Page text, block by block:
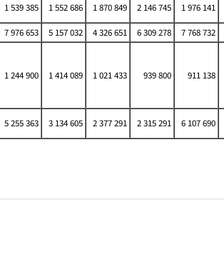
1 539 385 1 552 686 1 870 849 2 146 745
1 976 141
7 976 653 5 157 032 4 326 651 6 309 278
7 768 732
1 244 900 1 414 089 1 021 433 939 800 911 138
5 255 363 3 134 605 2 377 291 2 315 291 6 107 690